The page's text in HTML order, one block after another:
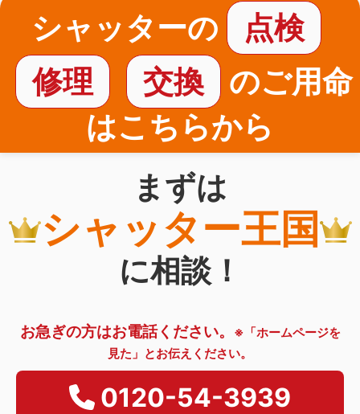
シャッターの
点検
修理
交換
のご用命
はこちらから
まずは
シャッター王国
に相談！
お急ぎの方はお電話ください。
※「ホームページを
見た」とお伝えください。
0120-54-3939